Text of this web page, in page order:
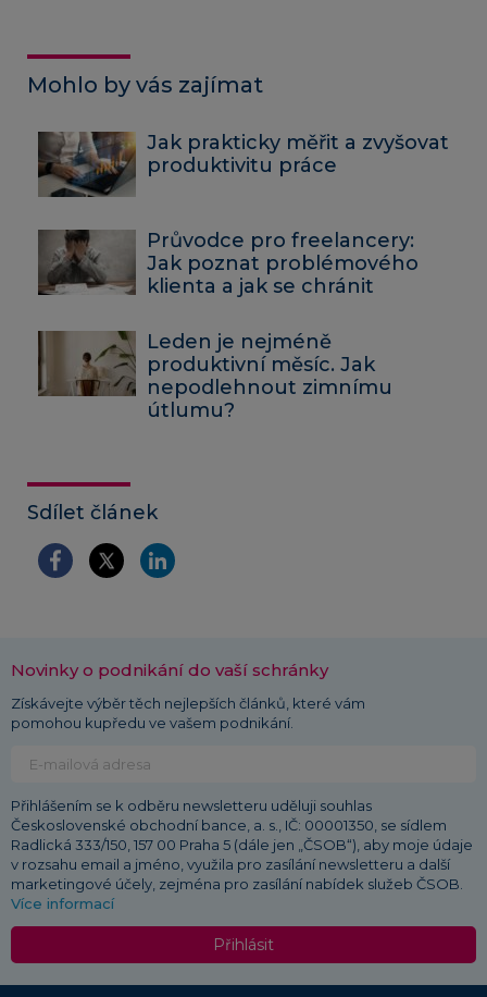
Mohlo by vás zajímat
Jak prakticky měřit a zvyšovat
produktivitu práce
Průvodce pro freelancery:
Jak poznat problémového
klienta a jak se chránit
Leden je nejméně
produktivní měsíc. Jak
nepodlehnout zimnímu
útlumu?
Sdílet článek
Novinky o podnikání do vaší schránky
Získávejte výběr těch nejlepších článků, které vám
pomohou kupředu ve vašem podnikání.
Přihlášením se k odběru newsletteru uděluji souhlas
Československé obchodní bance, a. s., IČ: 00001350, se sídlem
Radlická 333/150, 157 00 Praha 5 (dále jen „ČSOB“), aby moje údaje
v rozsahu email a jméno, využila pro zasílání newsletteru a další
marketingové účely, zejména pro zasílání nabídek služeb ČSOB.
Více informací
Přihlásit